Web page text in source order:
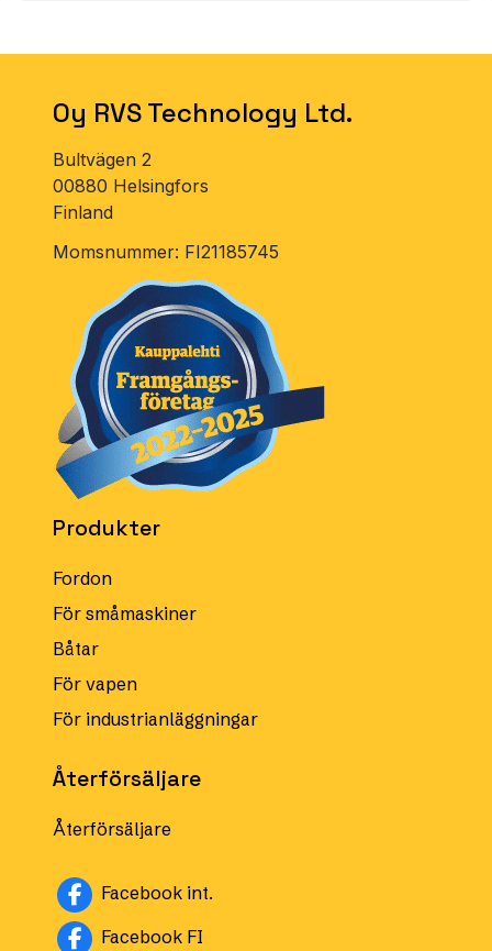
Oy RVS Technology Ltd.
Bultvägen 2
00880 Helsingfors
Finland
Momsnummer: FI21185745
Produkter
Fordon
För småmaskiner
Båtar
För vapen
För industrianläggningar
Återförsäljare
Återförsäljare
Facebook int.
Facebook FI